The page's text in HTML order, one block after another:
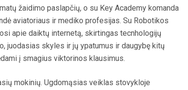
žaidimo paslapčių, o su Key Academy komanda
aviatoriaus ir mediko profesijas. Su Robotikos
apie daiktų internetą, skirtingas tecnhologijų
juodasias skyles ir jų ypatumus ir daugybę kitų
į smagius viktorinos klausimus.
mokinių. Ugdomąsias veiklas stovykloje